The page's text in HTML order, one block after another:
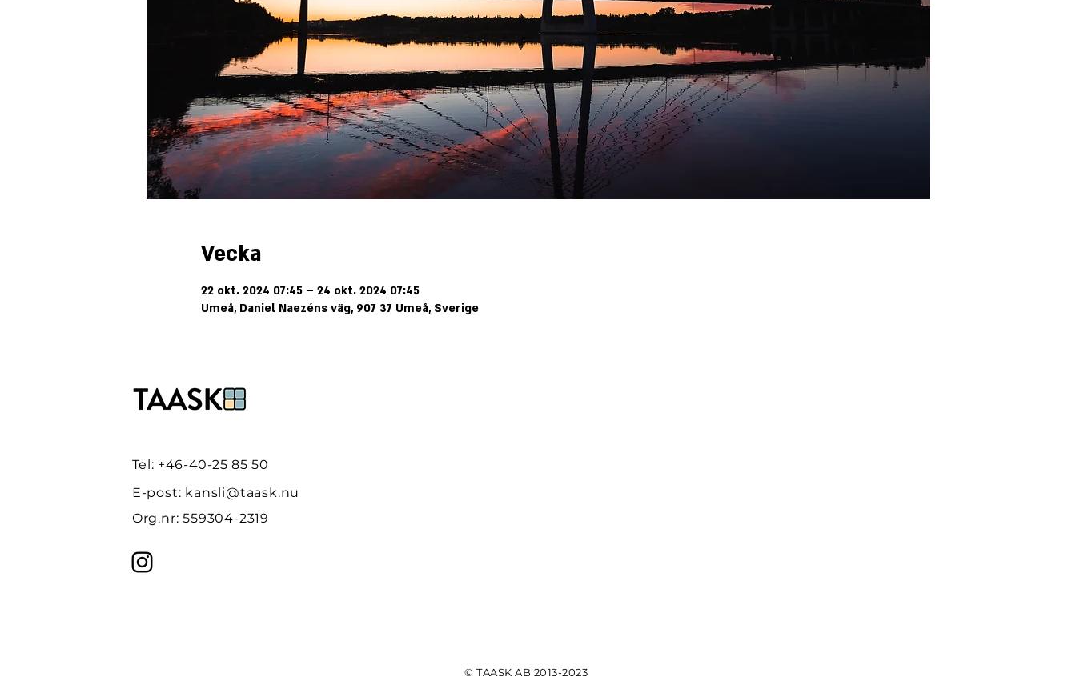
Vecka
22 okt. 2024 07:45 – 24 okt. 2024 07:45
Umeå, Daniel Naezéns väg, 907 37 Umeå, Sverige
Tel: +46-40-25 85 50
E-post: kansli@taask.nu
Org.nr: 559304-2319
© TAASK AB 2013-2023